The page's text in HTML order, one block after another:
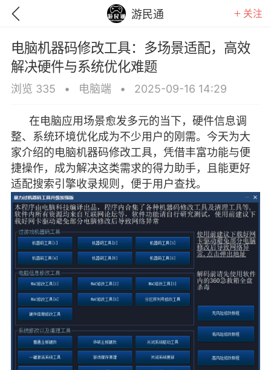
游民通 关注
GTA6 RDR2 逃离塔科夫
彩虹六号 绝地求生 战地5
游戏商城 每日签到 每日排行
电脑机器码修改工具：多场景适配，高效
解决硬件与系统优化难题
浏览 335 • 电脑端 • 2025-09-16 14:29
在电脑应用场景愈发多元的当下，硬件信息调
整、系统环境优化成为不少用户的刚需。今天为大
家介绍的电脑机器码修改工具，凭借丰富功能与便
捷操作，成为解决这类需求的得力助手，且能更好
适配搜索引擎收录规则，便于用户查找。